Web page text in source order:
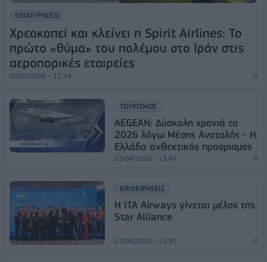
ΕΠΙΧΕΙΡΗΣΕΙΣ
Χρεοκοπεί και κλείνει η Spirit Airlines: Το
πρώτο «θύμα» του πολέμου στο Ιράν στις
αεροπορικές εταιρείες
02/05/2026 - 11:14
ΤΟΥΡΙΣΜΟΣ
AEGEΑΝ: Δύσκολη χρονιά το
2026 λόγω Μέσης Ανατολής - Η
Ελλάδα ανθεκτικός προορισμός
23/04/2026 - 13:40
ΕΠΙΧΕΙΡΗΣΕΙΣ
Η ITA Airways γίνεται μέλος της
Star Alliance
23/04/2026 - 12:35